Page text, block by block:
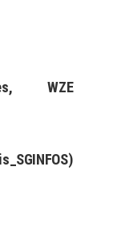
WZE